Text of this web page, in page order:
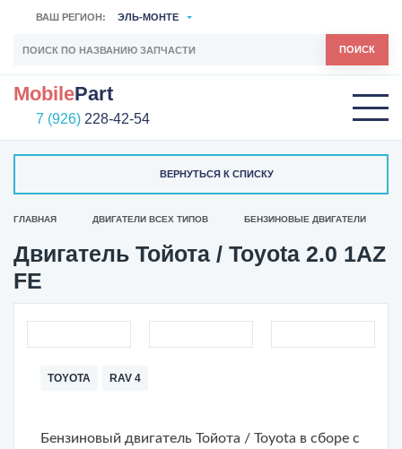
ВАШ РЕГИОН: ЭЛЬ-МОНТЕ
ПОИСК
MobilePart
7 (926) 228-42-54
ВЕРНУТЬСЯ К СПИСКУ
ГЛАВНАЯ ДВИГАТЕЛИ ВСЕХ ТИПОВ БЕНЗИНОВЫЕ ДВИГАТЕЛИ
Двигатель Тойота / Toyota 2.0 1AZ
FE
TOYOTA RAV 4
Бензиновый двигатель Тойота / Toyota в сборе с